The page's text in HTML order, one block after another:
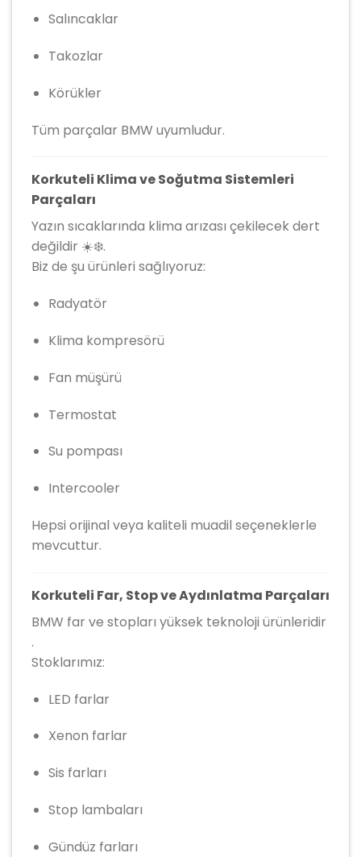
Salıncaklar
Takozlar
Körükler
Tüm parçalar BMW uyumludur.
Korkuteli Klima ve Soğutma Sistemleri
Parçaları
Yazın sıcaklarında klima arızası çekilecek dert
değildir ☀️❄️.
Biz de şu ürünleri sağlıyoruz:
Radyatör
Klima kompresörü
Fan müşürü
Termostat
Su pompası
Intercooler
Hepsi orijinal veya kaliteli muadil seçeneklerle
mevcuttur.
Korkuteli Far, Stop ve Aydınlatma Parçaları
BMW far ve stopları yüksek teknoloji ürünleridir
.
Stoklarımız:
LED farlar
Xenon farlar
Sis farları
Stop lambaları
Gündüz farları